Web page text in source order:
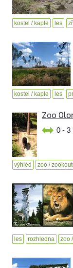
kostel / kaple les
kostel / kaple les
Zoo
0 - 3
výhled zoo /
les rozhledna zoo